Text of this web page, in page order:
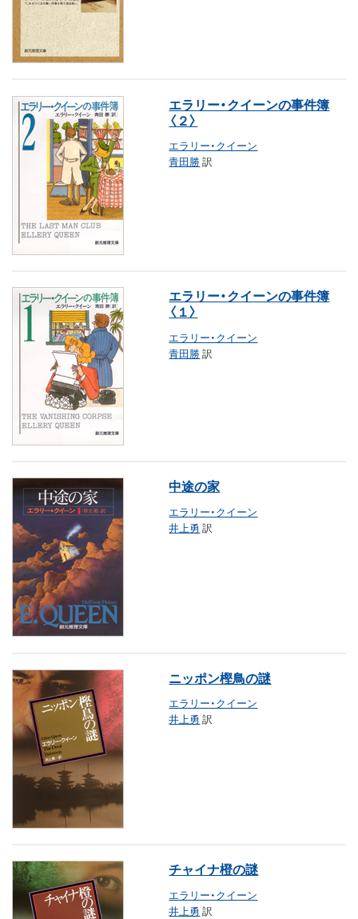
エラリー・クイーンの事件簿
〈２〉
エラリー・クイーン
青田勝訳
エラリー・クイーンの事件簿
〈１〉
エラリー・クイーン
青田勝訳
中途の家
エラリー・クイーン
井上勇 訳
ニッポン樫鳥の謎
エラリー・クイーン
井上勇 訳
チャイナ橙の謎
エラリー・クイーン
井上勇 訳